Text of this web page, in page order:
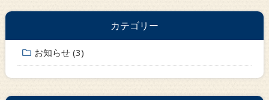
カテゴリー
お知らせ (3)